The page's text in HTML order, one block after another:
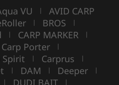
VU | AVID CARP
| BROS |
| CARP MARKER |
Carp Porter |
Spirit | Carprus |
| DAM | Deeper |
| DUDI BAIT |